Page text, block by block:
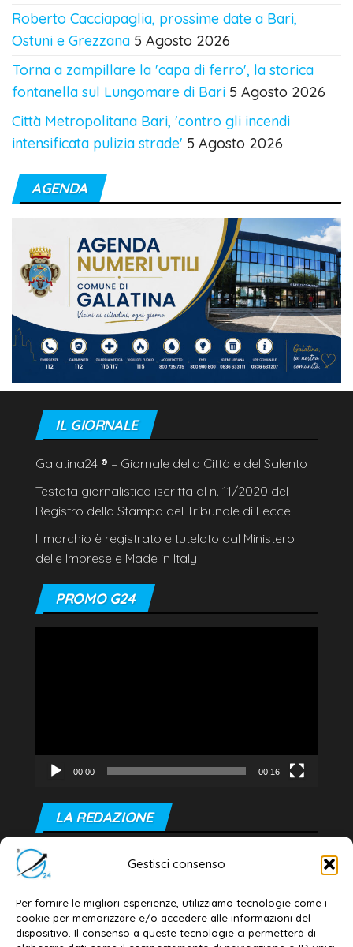
Gestisci consenso
Per fornire le migliori esperienze, utilizziamo tecnologie come i
cookie per memorizzare e/o accedere alle informazioni del
dispositivo. Il consenso a queste tecnologie ci permetterà di
Roberto Cacciapaglia, prossime date a Bari,
Ostuni e Grezzana 5 Agosto 2026
Torna a zampillare la 'capa di ferro', la storica
fontanella sul Lungomare di Bari 5 Agosto 2026
Città Metropolitana Bari, 'contro gli incendi
intensificata pulizia strade' 5 Agosto 2026
AGENDA
IL GIORNALE
Galatina24 ® – Giornale della Città e del Salento
Testata giornalistica iscritta al n. 11/2020 del
Registro della Stampa del Tribunale di Lecce
Il marchio è registrato e tutelato dal Ministero
delle Imprese e Made in Italy
PROMO G24
00:00 00:16
LA REDAZIONE
Editore e direttore responsabile:
Dott. Daniele G. Masciullo
Email: redazione@galatina24.it
Contatti –Disclaimer